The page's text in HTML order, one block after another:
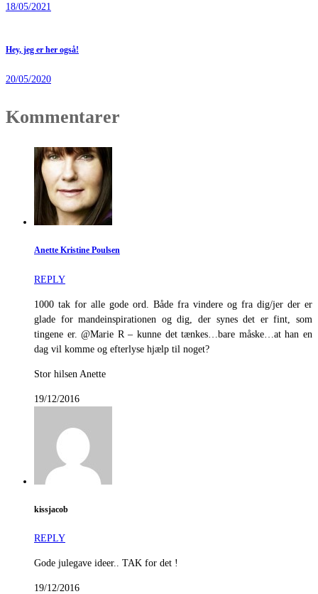
18/05/2021
Hey, jeg er her også!
20/05/2020
Kommentarer
Anette Kristine Poulsen
REPLY
1000 tak for alle gode ord. Både fra vindere og fra dig/jer der er
glade for mandeinspirationen og dig, der synes det er fint, som
tingene er. @Marie R – kunne det tænkes…bare måske…at han en
dag vil komme og efterlyse hjælp til noget?
Stor hilsen Anette
19/12/2016
kissjacob
REPLY
Gode julegave ideer.. TAK for det !
19/12/2016